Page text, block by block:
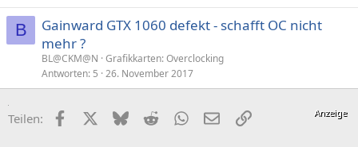
B
Gainward GTX 1060 defekt - schafft OC nicht
mehr ?
BL@CKM@N Grafikkarten: Overclocking
Antworten 5 26. November 2017
Teilen: FacebookX (Twitter)
BlueskyRedditWhatsApp
E-MailLink